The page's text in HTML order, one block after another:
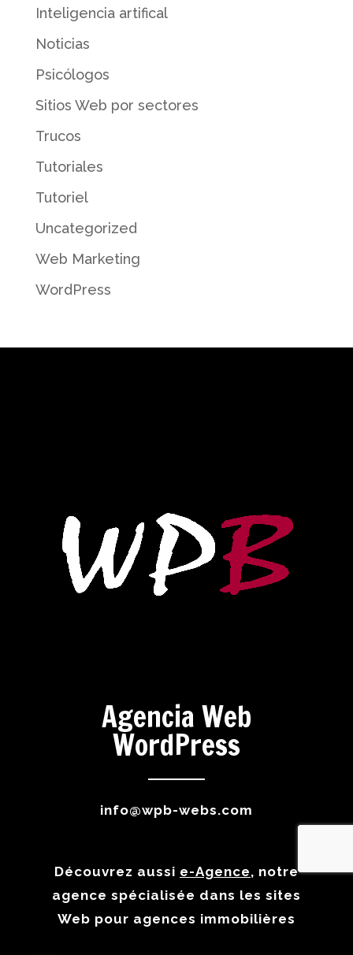
Inteligencia artifical
Noticias
Psicólogos
Sitios Web por sectores
Trucos
Tutoriales
Tutoriel
Uncategorized
Web Marketing
WordPress
Agencia Web
WordPress
info@wpb-webs.com
Découvrez aussi e-Agence, notre
agence spécialisée dans les sites
Web pour agences immobilières